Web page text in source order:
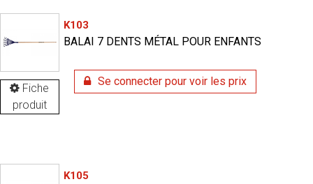
Fiche
produit
K103
BALAI 7 DENTS MÉTAL POUR ENFANTS
Se connecter pour voir les prix
K105